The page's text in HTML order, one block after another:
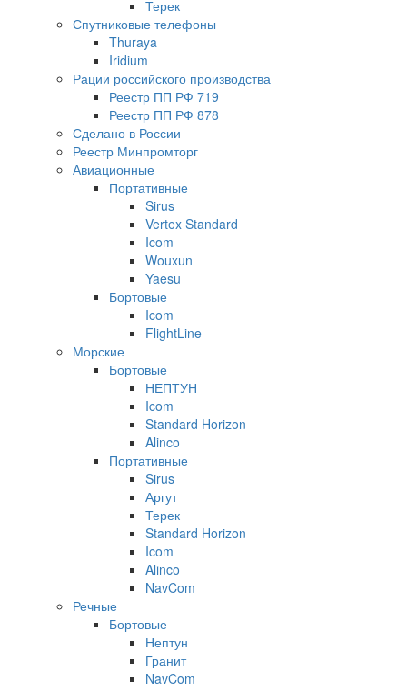
Терек
Спутниковые телефоны
Thuraya
Iridium
Рации российского производства
Реестр ПП РФ 719
Реестр ПП РФ 878
Сделано в России
Реестр Минпромторг
Авиационные
Портативные
Sirus
Vertex Standard
Icom
Wouxun
Yaesu
Бортовые
Icom
FlightLine
Морские
Бортовые
НЕПТУН
Icom
Standard Horizon
Alinco
Портативные
Sirus
Аргут
Терек
Standard Horizon
Icom
Alinco
NavCom
Речные
Бортовые
Нептун
Гранит
NavCom